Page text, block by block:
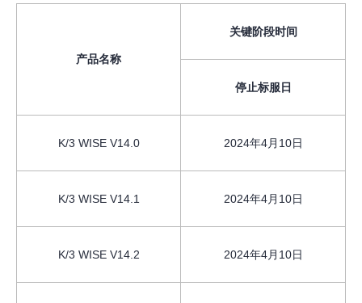
产品名称
关键阶段时间
停止标服日
K/3 WISE V14.0 2024年4月10日
K/3 WISE V14.1 2024年4月10日
K/3 WISE V14.2 2024年4月10日